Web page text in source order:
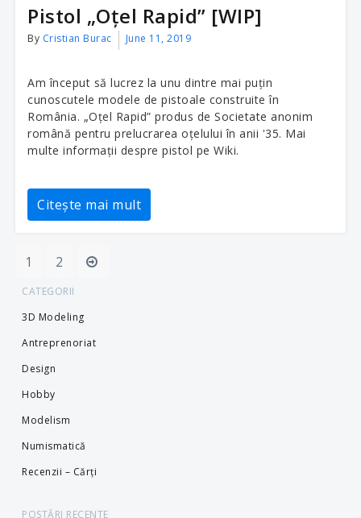
Pistol „Oțel Rapid” [WIP]
By Cristian Burac June 11, 2019
Am început să lucrez la unu dintre mai puțin
cunoscutele modele de pistoale construite în
România. „Oțel Rapid” produs de Societate anonim
română pentru prelucrarea oțelului în anii '35. Mai
multe informații despre pistol pe Wiki.
Citește mai mult
Posts
pagination
1 2
CATEGORII
3D Modeling
Antreprenoriat
Design
Hobby
Modelism
Numismatică
Recenzii – Cărți
POSTĂRI RECENTE